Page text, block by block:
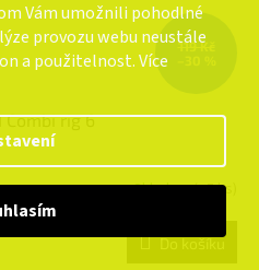
Vám umožnili pohodlné
provozu webu neustále
a použitelnost. Více
119 Kč
Combi rig 6
Skladem(>5 ks)
Do košíku